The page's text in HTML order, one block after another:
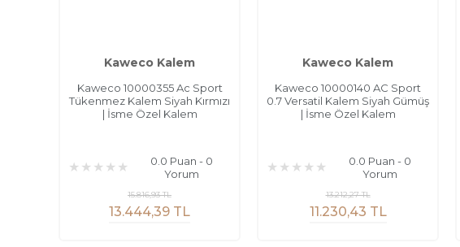
Kaweco Kalem
Kaweco 10000355 Ac Sport
Tükenmez Kalem Siyah Kırmızı
| İsme Özel Kalem
0.0 Puan - 0
Yorum
13.444,39 TL
15.816,93 TL
Kaweco Kalem
Kaweco 10000140 AC Sport
0.7 Versatil Kalem Siyah Gümüş
| İsme Özel Kalem
0.0 Puan - 0
Yorum
11.230,43 TL
13.212,27 TL